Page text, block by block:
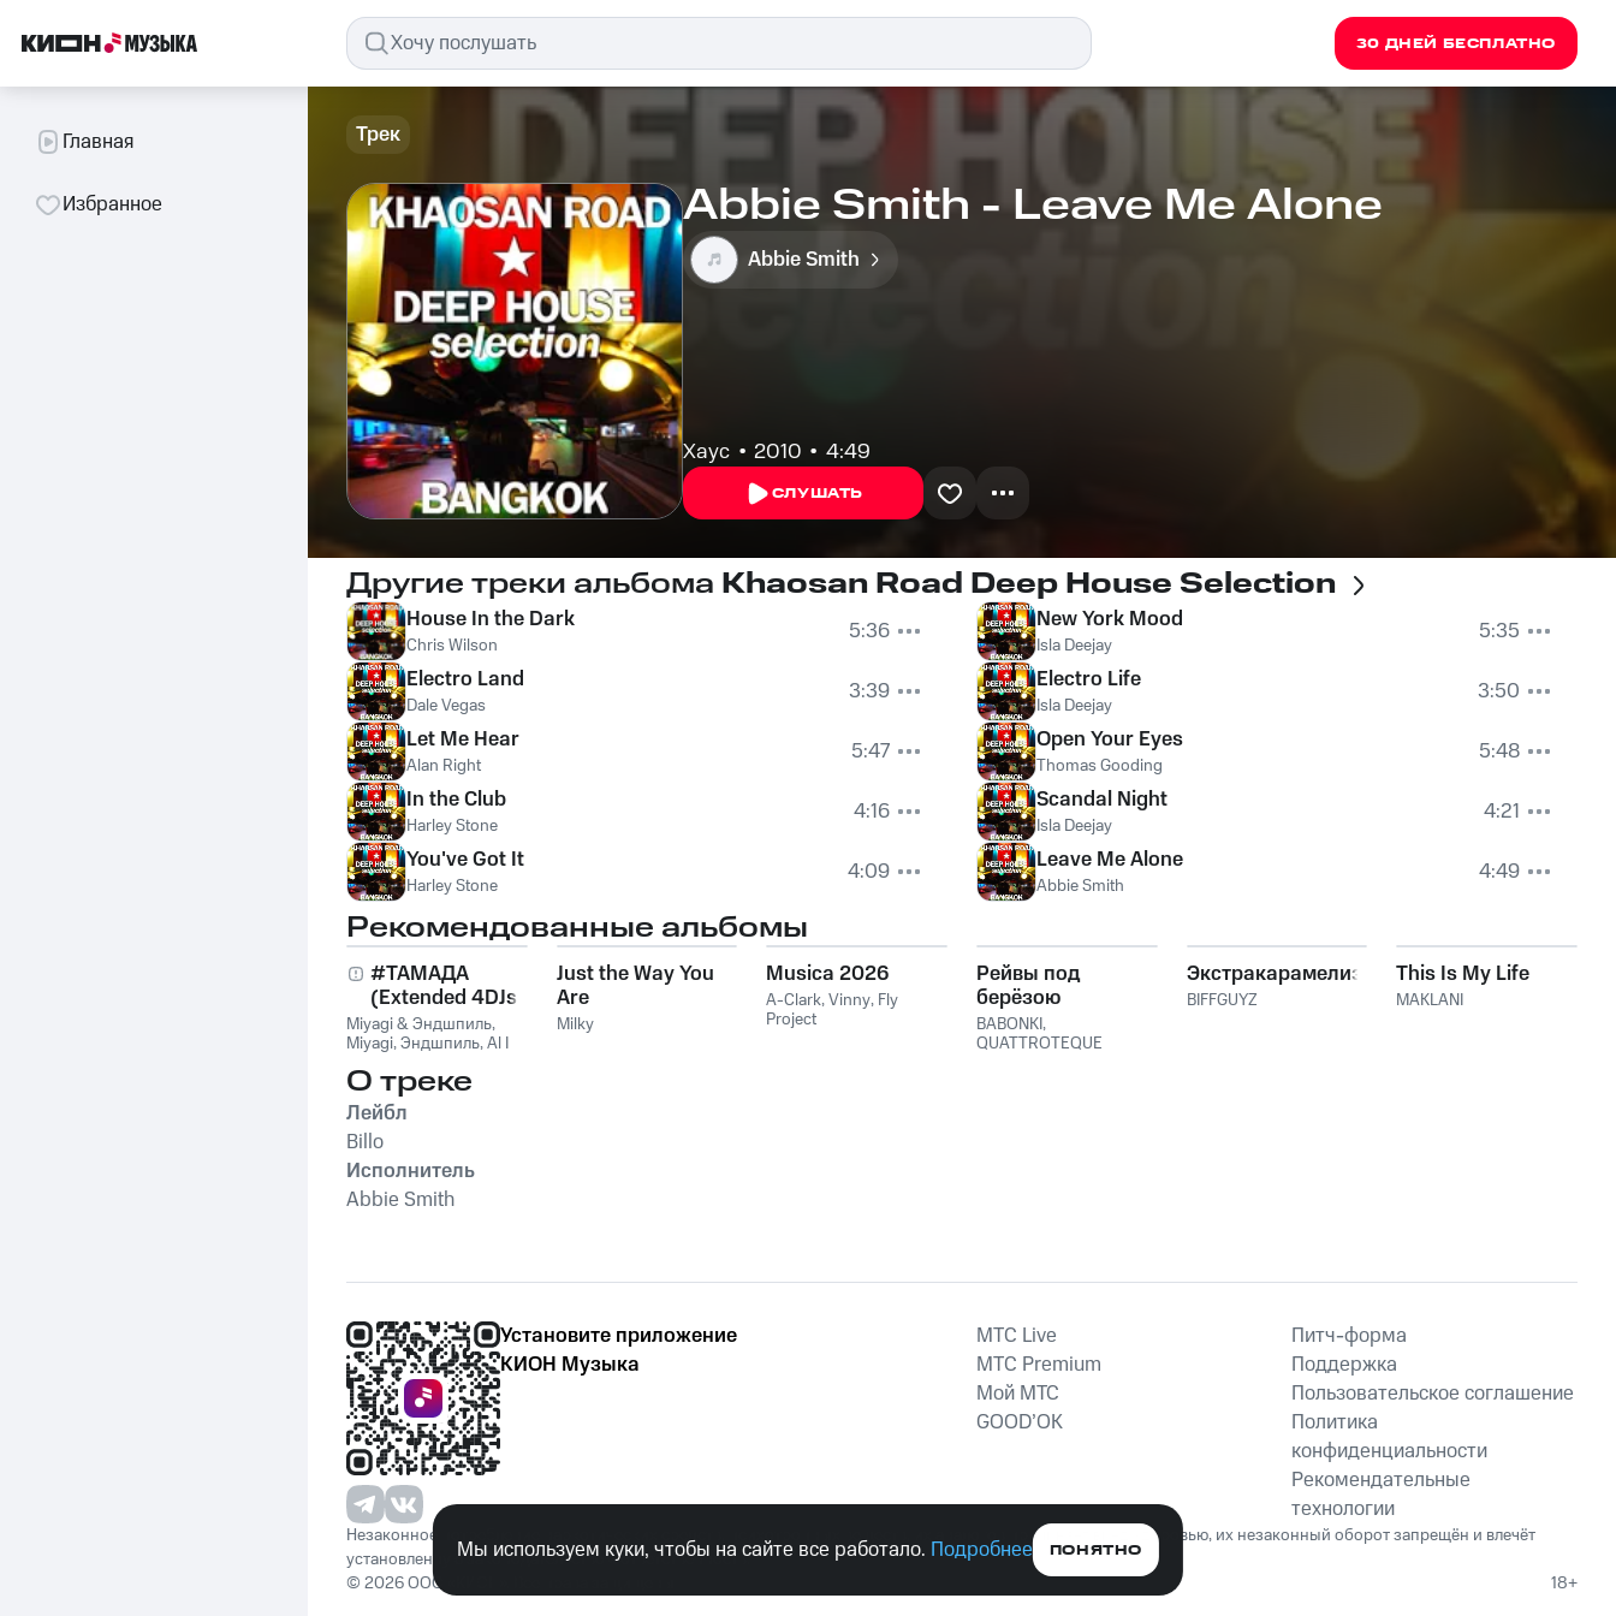
30 ДНЕЙ БЕСПЛАТНО
Главная
Избранное
Трек
Abbie Smith - Leave Me Alone
Abbie Smith
Хаус 2010 4:49
СЛУШАТЬ
Другие треки альбома Khaosan Road Deep House Selection
House In the Dark
Chris Wilson
5:36
Electro Land
Dale Vegas
3:39
Let Me Hear
Alan Right
5:47
In the Club
Harley Stone
4:16
You've Got It
Harley Stone 4:09
New York Mood
Isla Deejay
5:35
Electro Life
Isla Deejay
3:50
Open Your Eyes
Thomas Gooding
5:48
Scandal Night
Isla Deejay
4:21
Leave Me Alone
Abbie Smith 4:49
Рекомендованные альбомы
#ТАМАДА
(Extended 4DJs
Pack)
Miyagi & Эндшпиль,
Miyagi,Эндшпиль,Al I
Just the Way You
Are
Milky
Musica 2026
A-Clark,Vinny, Fly
Project
Рейвы под
берёзою
BABONKI,
QUATTROTEQUE
Экстракарамелизирован
BIFFGUYZ
This Is My Life
MAKLANI
О треке
Лейбл
Billo
Исполнитель
Abbie Smith
Установите приложение
КИОН Музыка
MTС Live
MTС Premium
Мой МТС
GOOD’OK
Питч-форма
Поддержка
Пользовательское соглашение
Политика
конфиденциальности
Рекомендательные
технологии
Незаконное потребление наркотических средств, психотропных веществ, их аналогов причиняет вред здоровью, их незаконный оборот запрещён и влечёт
установленную законодательством ответственность.
© 2026 ООО «КИОН». Все права защищены
18+
Мы используем куки, чтобы на сайте все работало. Подробнее ПОНЯТНО